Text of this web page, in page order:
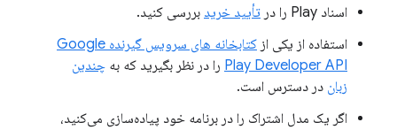
اسناد Play را در
تأیید خرید بررسی کنید.
استفاده از یکی از
کتابخانه های سرویس گیرنده Google
Play Developer API را در نظر بگیرید که به چندین
زبان در دسترس است.
اگر یک مدل اشتراک را در برنامه خود پیاده‌سازی می‌کنید،